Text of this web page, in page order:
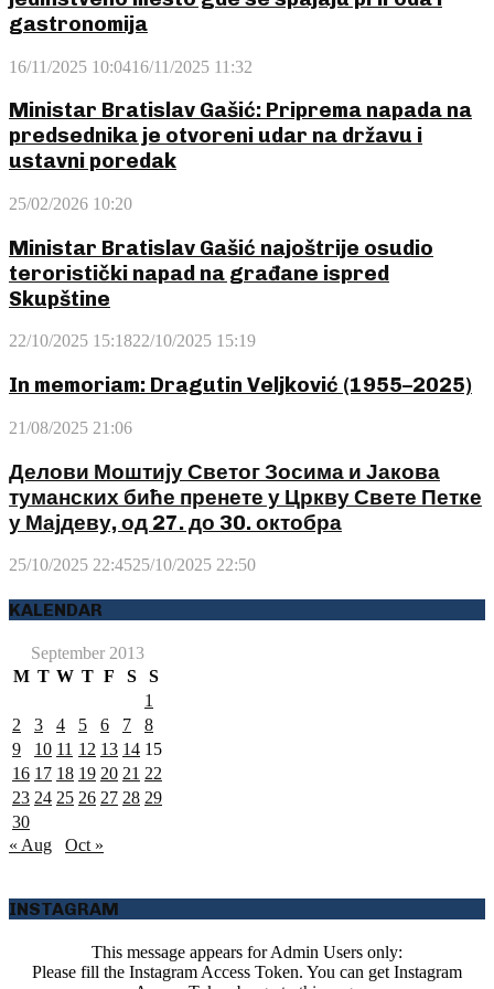
gastronomija
16/11/2025 10:0416/11/2025 11:32
Ministar Bratislav Gašić: Priprema napada na
predsednika je otvoreni udar na državu i
ustavni poredak
25/02/2026 10:20
Ministar Bratislav Gašić najoštrije osudio
teroristički napad na građane ispred
Skupštine
22/10/2025 15:1822/10/2025 15:19
In memoriam: Dragutin Veljković (1955–2025)
21/08/2025 21:06
Делови Моштију Светог Зосима и Јакова
туманских биће пренете у Цркву Свете Петке
у Мајдеву, од 27. до 30. октобра
25/10/2025 22:4525/10/2025 22:50
KALENDAR
September 2013
M T W T F S
S
1
2
3 4 5 6 7
8
9
10 11 12 13 14 15
16 17 18 19 20 21 22
23 24 25 26 27 28 29
30
« Aug
Oct »
INSTAGRAM
This message appears for Admin Users only:
Please fill the Instagram Access Token. You can get Instagram